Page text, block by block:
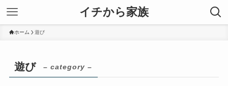
イチから家族
ホーム 遊び
遊び – category –